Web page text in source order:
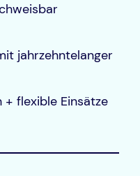
jahrzehntelanger
+ flexible Einsätze